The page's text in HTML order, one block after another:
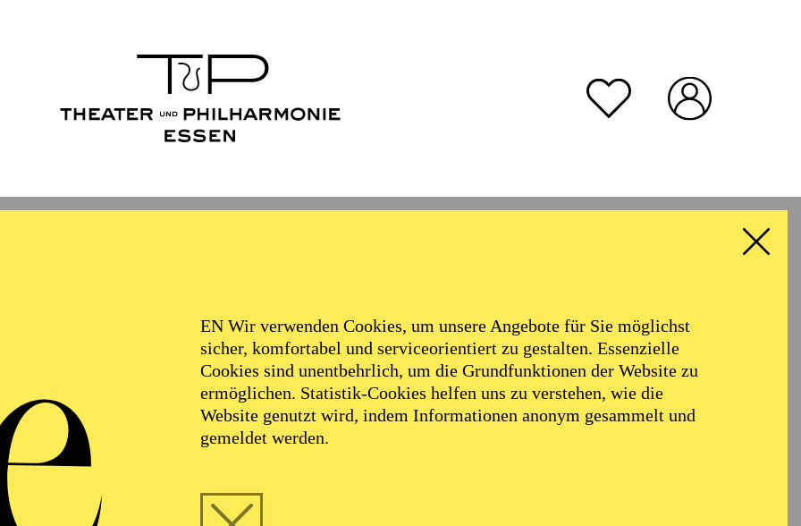
EN Wir verwenden Cookies, um unsere Angebote für Sie möglichst
sicher, komfortabel und serviceorientiert zu gestalten. Essenzielle
Cookies sind unentbehrlich, um die Grundfunktionen der Website zu
ermöglichen. Statistik-Cookies helfen uns zu verstehen, wie die
Website genutzt wird, indem Informationen anonym gesammelt und
gemeldet werden.
FOLLOW US ON SOCIAL MEDIA